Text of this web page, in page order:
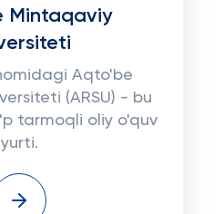
Mintaqaviy
Aqto'be
(ARSU) - bu
tarmoqli oliy o'quv
yurti.